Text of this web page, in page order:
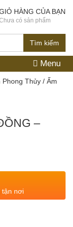
Tìm kiếm
HÀNG CỦA BẠN
có sản phẩm
Menu
Phong Thủy / Ấm
–
tận nơi